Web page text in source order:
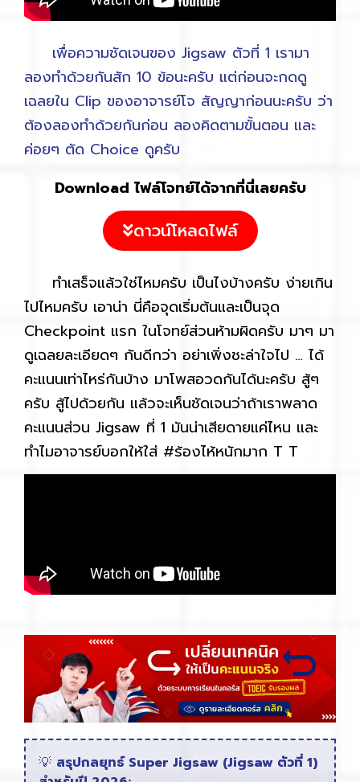
เพื่อความชัดเจนของ Jigsaw ตัวที่ 1 เรามา
ลองทำด้วยกันสัก 10 ข้อนะครับ แต่ก่อนจะกดดู
เฉลยใน Clip ของอาจารย์โจ สัญญาก่อนนะครับ ว่า
ต้องลองทำด้วยกันก่อน ลองคิดตามขั้นตอน และ
ค่อยๆ ตัด Choice ดูครับ
Download ไฟล์โจทย์ได้จากที่นี่เลยครับ
ดาวน์โหลดไฟล์
ทำเสร็จแล้วใช่ไหมครับ เป็นไงบ้างครับ ง่ายเกิน
ไปไหมครับ เอาน่า นี่คือจุดเริ่มต้นและเป็นจุด
Checkpoint แรก ในโจทย์ส่วนห้ามผิดครับ มาๆ มา
ดูเฉลยละเอียดๆ กันดีกว่า อย่าเพิ่งชะล่าใจไป … ได้
คะแนนเท่าไหร่กันบ้าง มาโพสอวดกันได้นะครับ สู้ๆ
ครับ สู้ไปด้วยกัน แล้วจะเห็นชัดเจนว่าถ้าเราพลาด
คะแนนส่วน Jigsaw ที่ 1 มันน่าเสียดายแค่ไหน และ
ทำไมอาจารย์บอกให้ใส่ #ร้องไห้หนักมาก T T
💡 สรุปกลยุทธ์ Super Jigsaw (Jigsaw ตัวที่ 1)